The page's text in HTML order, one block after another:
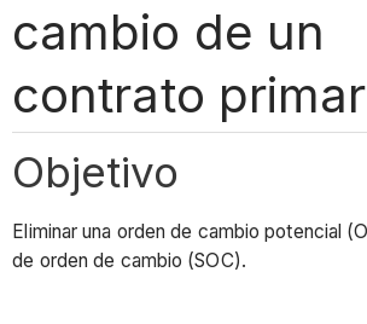
cambio de un
contrato
Objetivo
Eliminar una orden de cambio potencial
de orden de cambio (SOC).